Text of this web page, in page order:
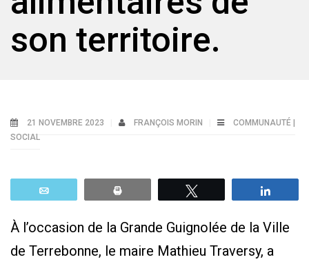
son territoire.
21 NOVEMBRE 2023 FRANÇOIS MORIN
COMMUNAUTÉ |
SOCIAL
À l’occasion de la Grande Guignolée de la Ville
de Terrebonne, le maire Mathieu Traversy, a